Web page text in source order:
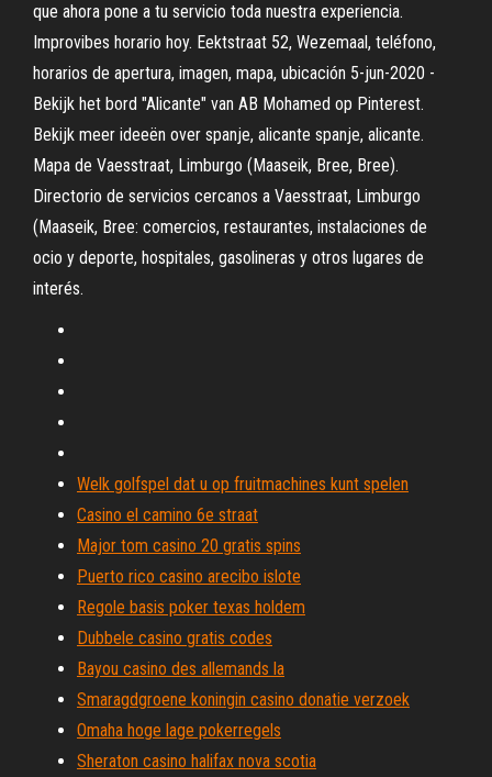
que ahora pone a tu servicio toda nuestra experiencia.
Improvibes horario hoy. Eektstraat 52, Wezemaal, teléfono,
horarios de apertura, imagen, mapa, ubicación 5-jun-2020 -
Bekijk het bord "Alicante" van AB Mohamed op Pinterest.
Bekijk meer ideeën over spanje, alicante spanje, alicante.
Mapa de Vaesstraat, Limburgo (Maaseik, Bree, Bree).
Directorio de servicios cercanos a Vaesstraat, Limburgo
(Maaseik, Bree: comercios, restaurantes, instalaciones de
ocio y deporte, hospitales, gasolineras y otros lugares de
interés.
Welk golfspel dat u op fruitmachines kunt spelen
Casino el camino 6e straat
Major tom casino 20 gratis spins
Puerto rico casino arecibo islote
Regole basis poker texas holdem
Dubbele casino gratis codes
Bayou casino des allemands la
Smaragdgroene koningin casino donatie verzoek
Omaha hoge lage pokerregels
Sheraton casino halifax nova scotia